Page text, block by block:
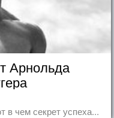
Арнольда
в чем секрет успеха...